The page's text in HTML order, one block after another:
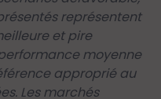
représentent
et pire
moyenne
approprié au
Les marchés